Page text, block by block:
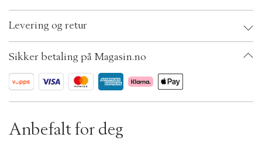
i
i
n
.
e
EAN: 681147061910
ID: BKJG71-0008
Levering og retur
Sikker betaling på Magasin.no
Anbefalt for deg